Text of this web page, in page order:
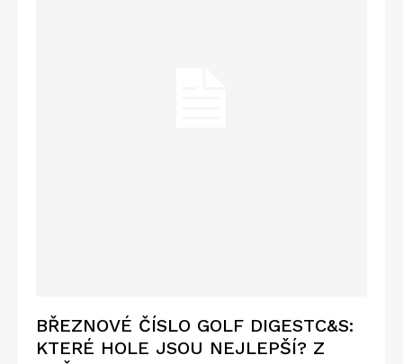
BŘEZNOVÉ ČÍSLO GOLF DIGESTC&S:
KTERÉ HOLE JSOU NEJLEPŠÍ? Z